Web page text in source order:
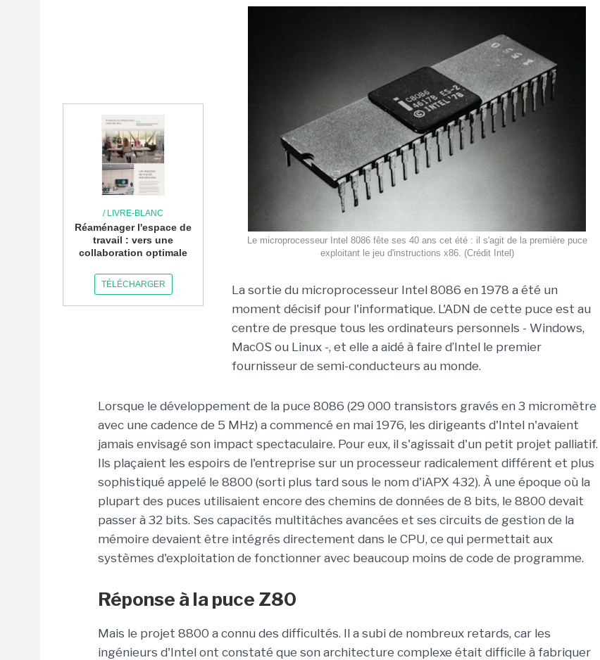
/ LIVRE-BLANC
Réaménager l'espace de
travail : vers une
collaboration optimale
TÉLÉCHARGER
Le microprocesseur Intel 8086 fête ses 40 ans cet été : il s'agit de la première puce
exploitant le jeu d'instructions x86. (Crédit Intel)
La sortie du microprocesseur Intel 8086 en 1978 a été un
moment décisif pour l'informatique. L'ADN de cette puce est au
centre de presque tous les ordinateurs personnels - Windows,
MacOS ou Linux -, et elle a aidé à faire d’Intel le premier
fournisseur de semi-conducteurs au monde.
Lorsque le développement de la puce 8086 (29 000 transistors gravés en 3 micromètre
avec une cadence de 5 MHz) a commencé en mai 1976, les dirigeants d'Intel n'avaient
jamais envisagé son impact spectaculaire. Pour eux, il s'agissait d'un petit projet palliatif.
Ils plaçaient les espoirs de l'entreprise sur un processeur radicalement différent et plus
sophistiqué appelé le 8800 (sorti plus tard sous le nom d'iAPX 432). À une époque où la
plupart des puces utilisaient encore des chemins de données de 8 bits, le 8800 devait
passer à 32 bits. Ses capacités multitâches avancées et ses circuits de gestion de la
mémoire devaient être intégrés directement dans le CPU, ce qui permettait aux
systèmes d'exploitation de fonctionner avec beaucoup moins de code de programme.
Réponse à la puce Z80
Mais le projet 8800 a connu des difficultés. Il a subi de nombreux retards, car les
ingénieurs d'Intel ont constaté que son architecture complexe était difficile à fabriquer